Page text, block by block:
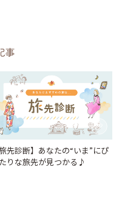
事
旅先診断】あなたの“いま”にぴ
りな旅先が見つかる♪